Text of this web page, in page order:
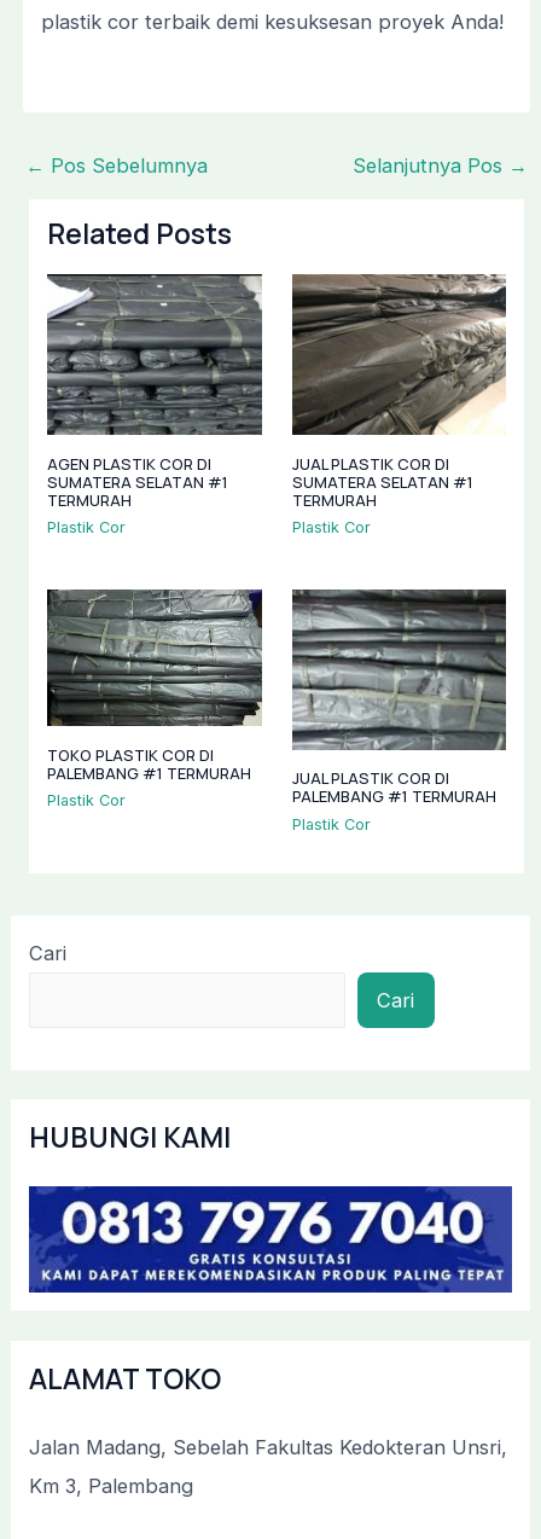
plastik cor terbaik demi kesuksesan proyek Anda!
← Pos Sebelumnya Selanjutnya Pos →
Related Posts
AGEN PLASTIK COR DI
SUMATERA SELATAN #1
TERMURAH
Plastik Cor
JUAL PLASTIK COR DI
SUMATERA SELATAN #1
TERMURAH
Plastik Cor
TOKO PLASTIK COR DI
PALEMBANG #1 TERMURAH
Plastik Cor
JUAL PLASTIK COR DI
PALEMBANG #1 TERMURAH
Plastik Cor
Cari
Cari
HUBUNGI KAMI
ALAMAT TOKO
Jalan Madang, Sebelah Fakultas Kedokteran Unsri,
Km 3, Palembang